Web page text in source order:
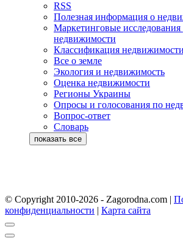
RSS
Полезная информация о
Маркетинговые
недвижимости
Классификация недвижимости
Все о земле
Экология и недвижимость
Оценка недвижимости
Регионы Украины
Опросы и голосования по
Вопрос-ответ
Словарь
© Copyright 2010-2026 - Zagorodna.com |
конфиденциальности | Карта сайта